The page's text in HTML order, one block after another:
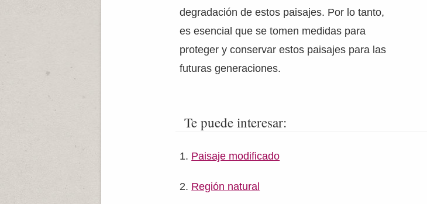
degradación de estos paisajes. Por lo tanto,
es esencial que se tomen medidas para
proteger y conservar estos paisajes para las
futuras generaciones.
Te puede interesar:
Paisaje modificado
Región natural